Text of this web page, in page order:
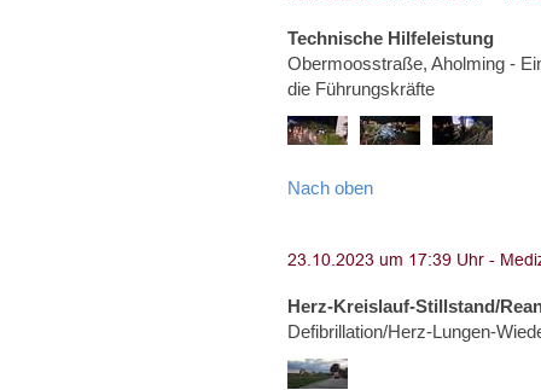
Technische Hilfeleistung
Obermoosstraße, Aholming -
die Führungskräfte
Nach oben
Herz-Kreislauf-Stillstand/
Defibrillation/Herz-Lungen-